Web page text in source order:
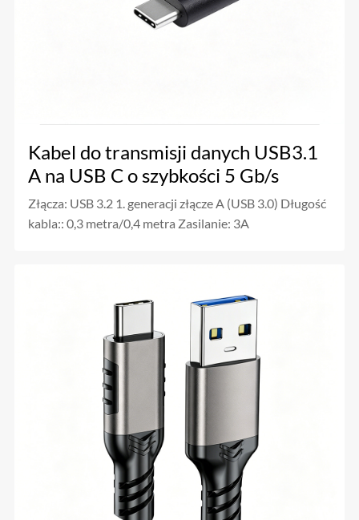
Kabel do transmisji danych USB3.1
A na USB C o szybkości 5 Gb/s
Złącza: USB 3.2 1. generacji złącze A (USB 3.0) Długość
kabla:: 0,3 metra/0,4 metra Zasilanie: 3A